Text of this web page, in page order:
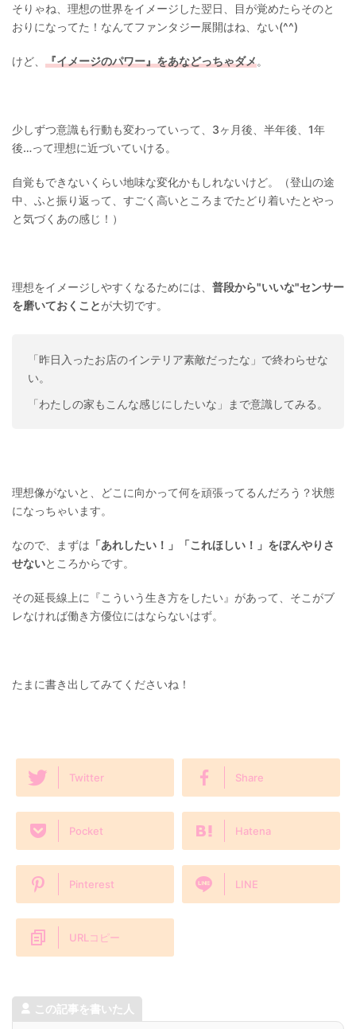
そりゃね、理想の世界をイメージした翌日、目が覚めたらそのと
おりになってた！なんてファンタジー展開はね、ない(^^)
けど、 『イメージのパワー』をあなどっちゃダメ。
少しずつ意識も行動も変わっていって、3ヶ月後、半年後、1年
後…って理想に近づいていける。
自覚もできないくらい地味な変化かもしれないけど。（登山の途
中、ふと振り返って、すごく高いところまでたどり着いたとやっ
と気づくあの感じ！）
理想をイメージしやすくなるためには、 普段から"いいな"センサー
を磨いておくことが大切です。
「昨日入ったお店のインテリア素敵だったな」で終わらせな
い。
「わたしの家もこんな感じにしたいな」まで意識してみる。
理想像がないと、どこに向かって何を頑張ってるんだろう？状態
になっちゃいます。
なので、まずは 「あれしたい！」「これほしい！」をぼんやりさ
せないところからです。
その延長線上に『こういう生き方をしたい』があって、そこがブ
レなければ働き方優位にはならないはず。
たまに書き出してみてくださいね！
Twitter Share
Pocket Hatena
Pinterest LINE
URLコピー
この記事を書いた人